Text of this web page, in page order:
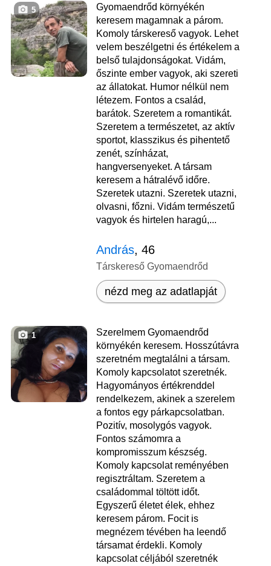
5
Gyomaendrőd környékén
keresem magamnak a párom.
Komoly társkereső vagyok. Lehet
velem beszélgetni és értékelem a
belső tulajdonságokat. Vidám,
őszinte ember vagyok, aki szereti
az állatokat. Humor nélkül nem
létezem. Fontos a család,
barátok. Szeretem a romantikát.
Szeretem a természetet, az aktív
sportot, klasszikus és pihentető
zenét, színházat,
hangversenyeket. A társam
keresem a hátralévő időre.
Szeretek utazni. Szeretek utazni,
olvasni, főzni. Vidám természetű
vagyok és hirtelen haragú,...
András, 46
Társkereső Gyomaendrőd
nézd meg az adatlapját
1
Szerelmem Gyomaendrőd
környékén keresem. Hosszútávra
szeretném megtalálni a társam.
Komoly kapcsolatot szeretnék.
Hagyományos értékrenddel
rendelkezem, akinek a szerelem
a fontos egy párkapcsolatban.
Pozitív, mosolygós vagyok.
Fontos számomra a
kompromisszum készség.
Komoly kapcsolat reményében
regisztráltam. Szeretem a
családommal töltött időt.
Egyszerű életet élek, ehhez
keresem párom. Focit is
megnézem tévében ha leendő
társamat érdekli. Komoly
kapcsolat céljából szeretnék